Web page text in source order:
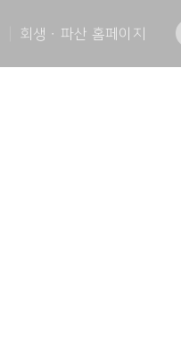
회생ㆍ파산 홈페이지